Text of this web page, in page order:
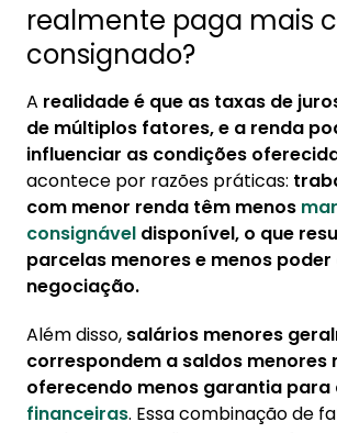
realmente paga mais
consignado?
A realidade é que as taxas de
de múltiplos fatores, e a renda
influenciar as condições
acontece por razões práticas:
com menor renda têm menos
consignável disponível, o que
parcelas menores e menos poder
negociação.
Além disso, salários menores
correspondem a saldos menores
oferecendo menos garantia para
financeiras. Essa combinação de